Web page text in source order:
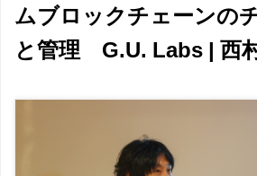
ムブロックチェーンの
と管理 G.U. Labs | 西